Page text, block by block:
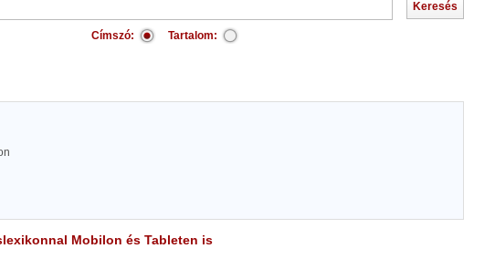
Címszó: Tartalom:
Mobilon és Tableten is